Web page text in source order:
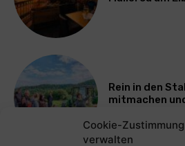
Cookie-Zustimmung
verwalten
Rein in den
mitmachen